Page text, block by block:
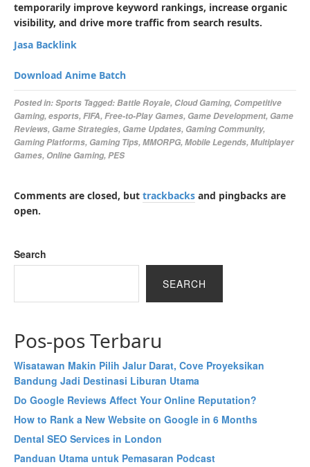
temporarily improve keyword rankings, increase organic
visibility, and drive more traffic from search results.
Jasa Backlink
Download Anime Batch
Posted in:Sports Tagged:Battle Royale, Cloud Gaming, Competitive
Gaming,esports,FIFA,Free-to-Play Games, Game Development, Game
Reviews, Game Strategies, Game Updates, Gaming Community,
Gaming Platforms, Gaming Tips,MMORPG,Mobile Legends,Multiplayer
Games, Online Gaming,PES
Comments are closed, but trackbacks and pingbacks are
open.
Search
SEARCH
Pos-pos Terbaru
Wisatawan Makin Pilih Jalur Darat, Cove Proyeksikan
Bandung Jadi Destinasi Liburan Utama
Do Google Reviews Affect Your Online Reputation?
How to Rank a New Website on Google in 6 Months
Dental SEO Services in London
Panduan Utama untuk Pemasaran Podcast